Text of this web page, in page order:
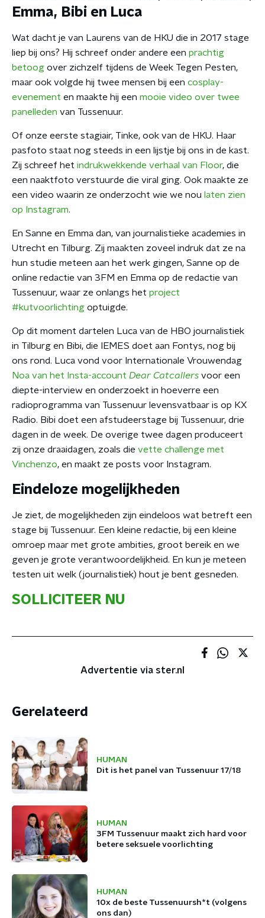
Emma, Bibi en Luca
Wat dacht je van Laurens van de HKU die in 2017 stage
liep bij ons? Hij schreef onder andere een prachtig
betoog over zichzelf tijdens de Week Tegen Pesten,
maar ook volgde hij twee mensen bij een cosplay-
evenement en maakte hij een mooie video over twee
panelleden van Tussenuur.
Of onze eerste stagiair, Tinke, ook van de HKU. Haar
pasfoto staat nog steeds in een lijstje bij ons in de kast.
Zij schreef het indrukwekkende verhaal van Floor, die
een naaktfoto verstuurde die viral ging. Ook maakte ze
een video waarin ze onderzocht wie we nou laten zien
op Instagram.
En Sanne en Emma dan, van journalistieke academies in
Utrecht en Tilburg. Zij maakten zoveel indruk dat ze na
hun studie meteen aan het werk gingen, Sanne op de
online redactie van 3FM en Emma op de redactie van
Tussenuur, waar ze onlangs het project
#kutvoorlichting optuigde.
Op dit moment dartelen Luca van de HBO journalistiek
in Tilburg en Bibi, die IEMES doet aan Fontys, nog bij
ons rond. Luca vond voor Internationale Vrouwendag
Noa van het Insta-account Dear Catcallers voor een
diepte-interview en onderzoekt in hoeverre een
radioprogramma van Tussenuur levensvatbaar is op KX
Radio. Bibi doet een afstudeerstage bij Tussenuur, drie
dagen in de week. De overige twee dagen produceert
zij onze draaidagen, zoals die vette challenge met
Vinchenzo, en maakt ze posts voor Instagram.
Eindeloze mogelijkheden
Je ziet, de mogelijkheden zijn eindeloos wat betreft een
stage bij Tussenuur. Een kleine redactie, bij een kleine
omroep maar met grote ambities, groot bereik en we
geven je grote verantwoordelijkheid. En kun je meteen
testen uit welk (journalistiek) hout je bent gesneden.
SOLLICITEER NU
Advertentie via ster.nl
Gerelateerd
HUMAN
Dit is het panel van Tussenuur 17/18
HUMAN
3FM Tussenuur maakt zich hard voor
betere seksuele voorlichting
HUMAN
10x de beste Tussenuursh*t (volgens
ons dan)